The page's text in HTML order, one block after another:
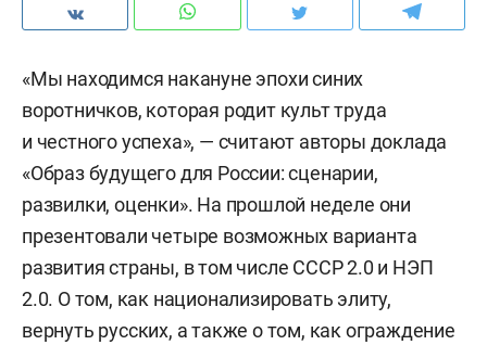
«Мы находимся накануне эпохи синих
воротничков, которая родит культ труда
и честного успеха», — считают авторы доклада
«Образ будущего для России: сценарии,
развилки, оценки». На прошлой неделе они
презентовали четыре возможных варианта
развития страны, в том числе СССР 2.0 и НЭП
2.0. О том, как национализировать элиту,
вернуть русских, а также о том, как ограждение